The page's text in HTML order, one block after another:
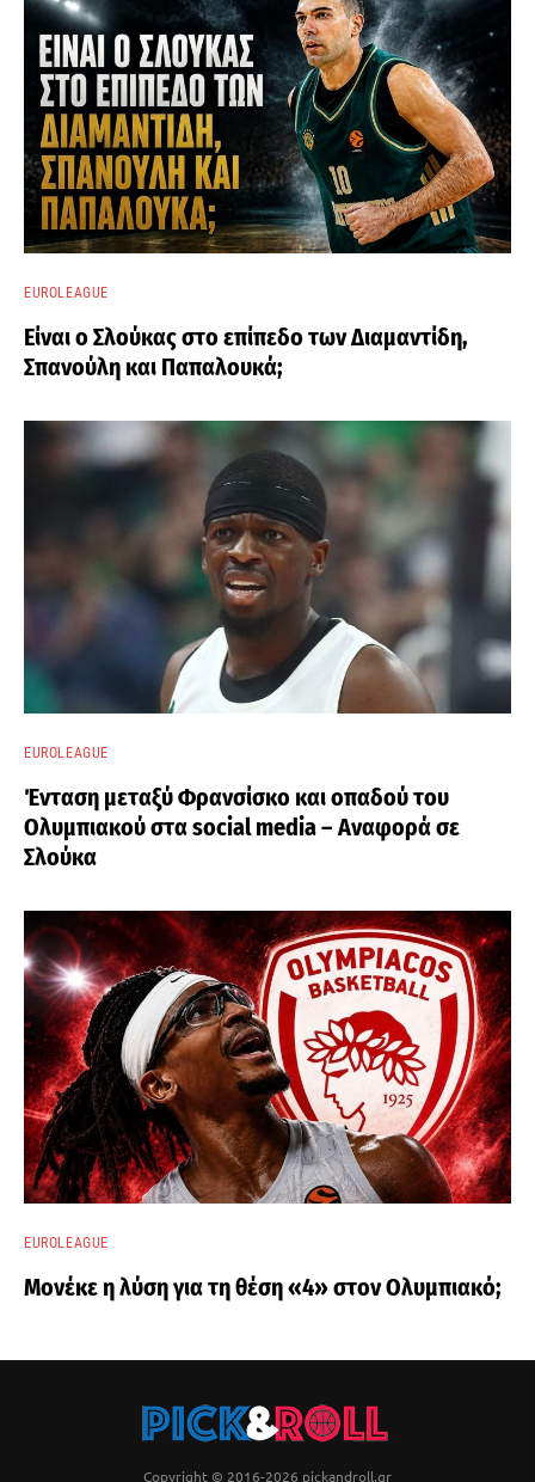
EUROLEAGUE
Είναι ο Σλούκας στο επίπεδο των Διαμαντίδη,
Σπανούλη και Παπαλουκά;
EUROLEAGUE
Ένταση μεταξύ Φρανσίσκο και οπαδού του
Ολυμπιακού στα social media – Αναφορά σε
Σλούκα
EUROLEAGUE
Μονέκε η λύση για τη θέση «4» στον Ολυμπιακό;
Copyright © 2016-2026 pickandroll.gr